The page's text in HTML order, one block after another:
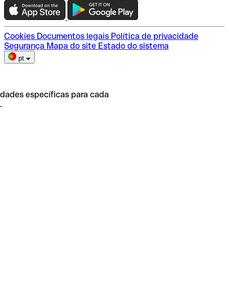
Escolha do plano
Cookies Documentos legais Política de privacidade
Segurança Mapa do site Estado do sistema
pt
específicas para cada